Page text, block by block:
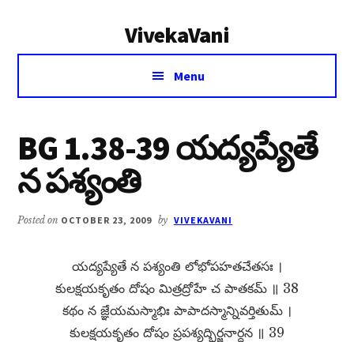
VivekaVani
Voice
Vivekananda
Menu
BG 1.38-39 యద్యప్యేతే
న పశ్యంతి
Posted on OCTOBER 23, 2009 by VIVEKAVANI
యద్యప్యేతే న పశ్యంతి లోభోపహతచేతసః ।
కులక్షయకృతం దోషం మిత్రద్రోహే చ పాతకమ్​ ॥ 38
కథం న జ్ఞేయమస్మాభిః పాపాదస్మాన్నివర్తితుమ్​ ।
కులక్షయకృతం దోషం ప్రపశ్యద్భిర్జనార్దన ॥ 39